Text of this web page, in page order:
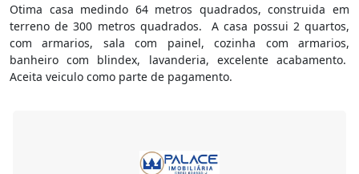
Otima casa medindo 64 metros quadrados, construida em
terreno de 300 metros quadrados. A casa possui 2 quartos,
com armarios, sala com painel, cozinha com armarios,
banheiro com blindex, lavanderia, excelente acabamento.
Aceita veiculo como parte de pagamento.